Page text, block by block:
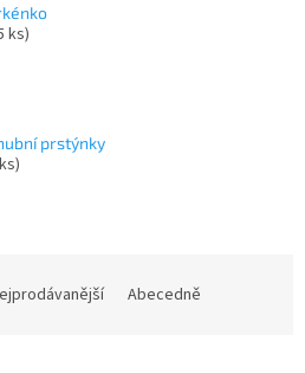
ks)
prstýnky
Abecedně